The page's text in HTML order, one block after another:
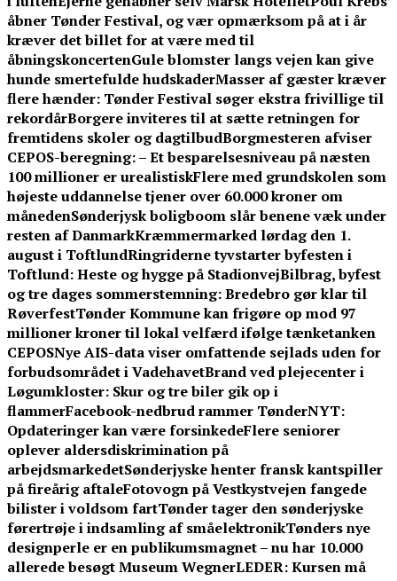
åbner Tønder Festival, og vær opmærksom på at i år
kræver det billet for at være med til
åbningskoncertenGule blomster langs vejen kan give
hunde smertefulde hudskaderMasser af gæster kræver
flere hænder: Tønder Festival søger ekstra frivillige til
rekordårBorgere inviteres til at sætte retningen for
fremtidens skoler og dagtilbudBorgmesteren afviser
CEPOS-beregning: – Et besparelsesniveau på næsten
100 millioner er urealistiskFlere med grundskolen som
højeste uddannelse tjener over 60.000 kroner om
månedenSønderjysk boligboom slår benene væk under
resten af DanmarkKræmmermarked lørdag den 1.
august i ToftlundRingriderne tyvstarter byfesten i
Toftlund: Heste og hygge på StadionvejBilbrag, byfest
og tre dages sommerstemning: Bredebro gør klar til
RøverfestTønder Kommune kan frigøre op mod 97
millioner kroner til lokal velfærd ifølge tænketanken
CEPOSNye AIS-data viser omfattende sejlads uden for
forbudsområdet i VadehavetBrand ved plejecenter i
Løgumkloster: Skur og tre biler gik op i
flammerFacebook-nedbrud rammer TønderNYT:
Opdateringer kan være forsinkedeFlere seniorer
oplever aldersdiskrimination på
arbejdsmarkedetSønderjyske henter fransk kantspiller
på fireårig aftaleFotovogn på Vestkystvejen fangede
bilister i voldsom fartTønder tager den sønderjyske
førertrøje i indsamling af småelektronikTønders nye
designperle er en publikumsmagnet – nu har 10.000
allerede besøgt Museum WegnerLEDER: Kursen må